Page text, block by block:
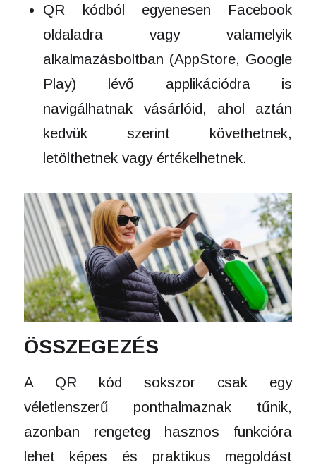
QR kódból egyenesen Facebook
oldaladra vagy valamelyik
alkalmazásboltban (AppStore, Google
Play) lévő applikációdra is
navigálhatnak vásárlóid, ahol aztán
kedvük szerint követhetnek,
letölthetnek vagy értékelhetnek.
ÖSSZEGEZÉS
A QR kód sokszor csak egy
véletlenszerű ponthalmaznak tűnik,
azonban rengeteg hasznos funkcióra
lehet képes és praktikus megoldást